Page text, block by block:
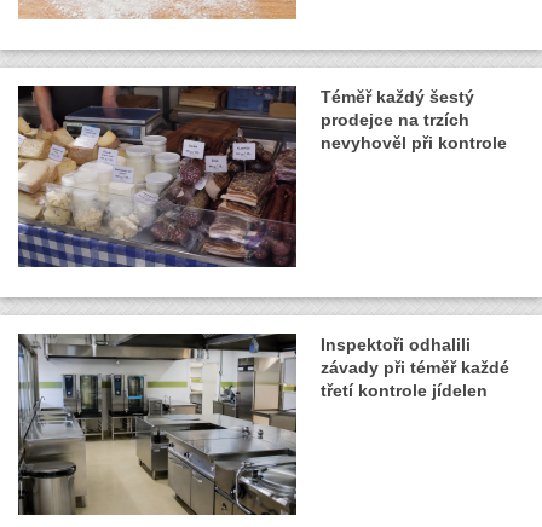
Téměř každý šestý
prodejce na trzích
nevyhověl při kontrole
Inspektoři odhalili
závady při téměř každé
třetí kontrole jídelen